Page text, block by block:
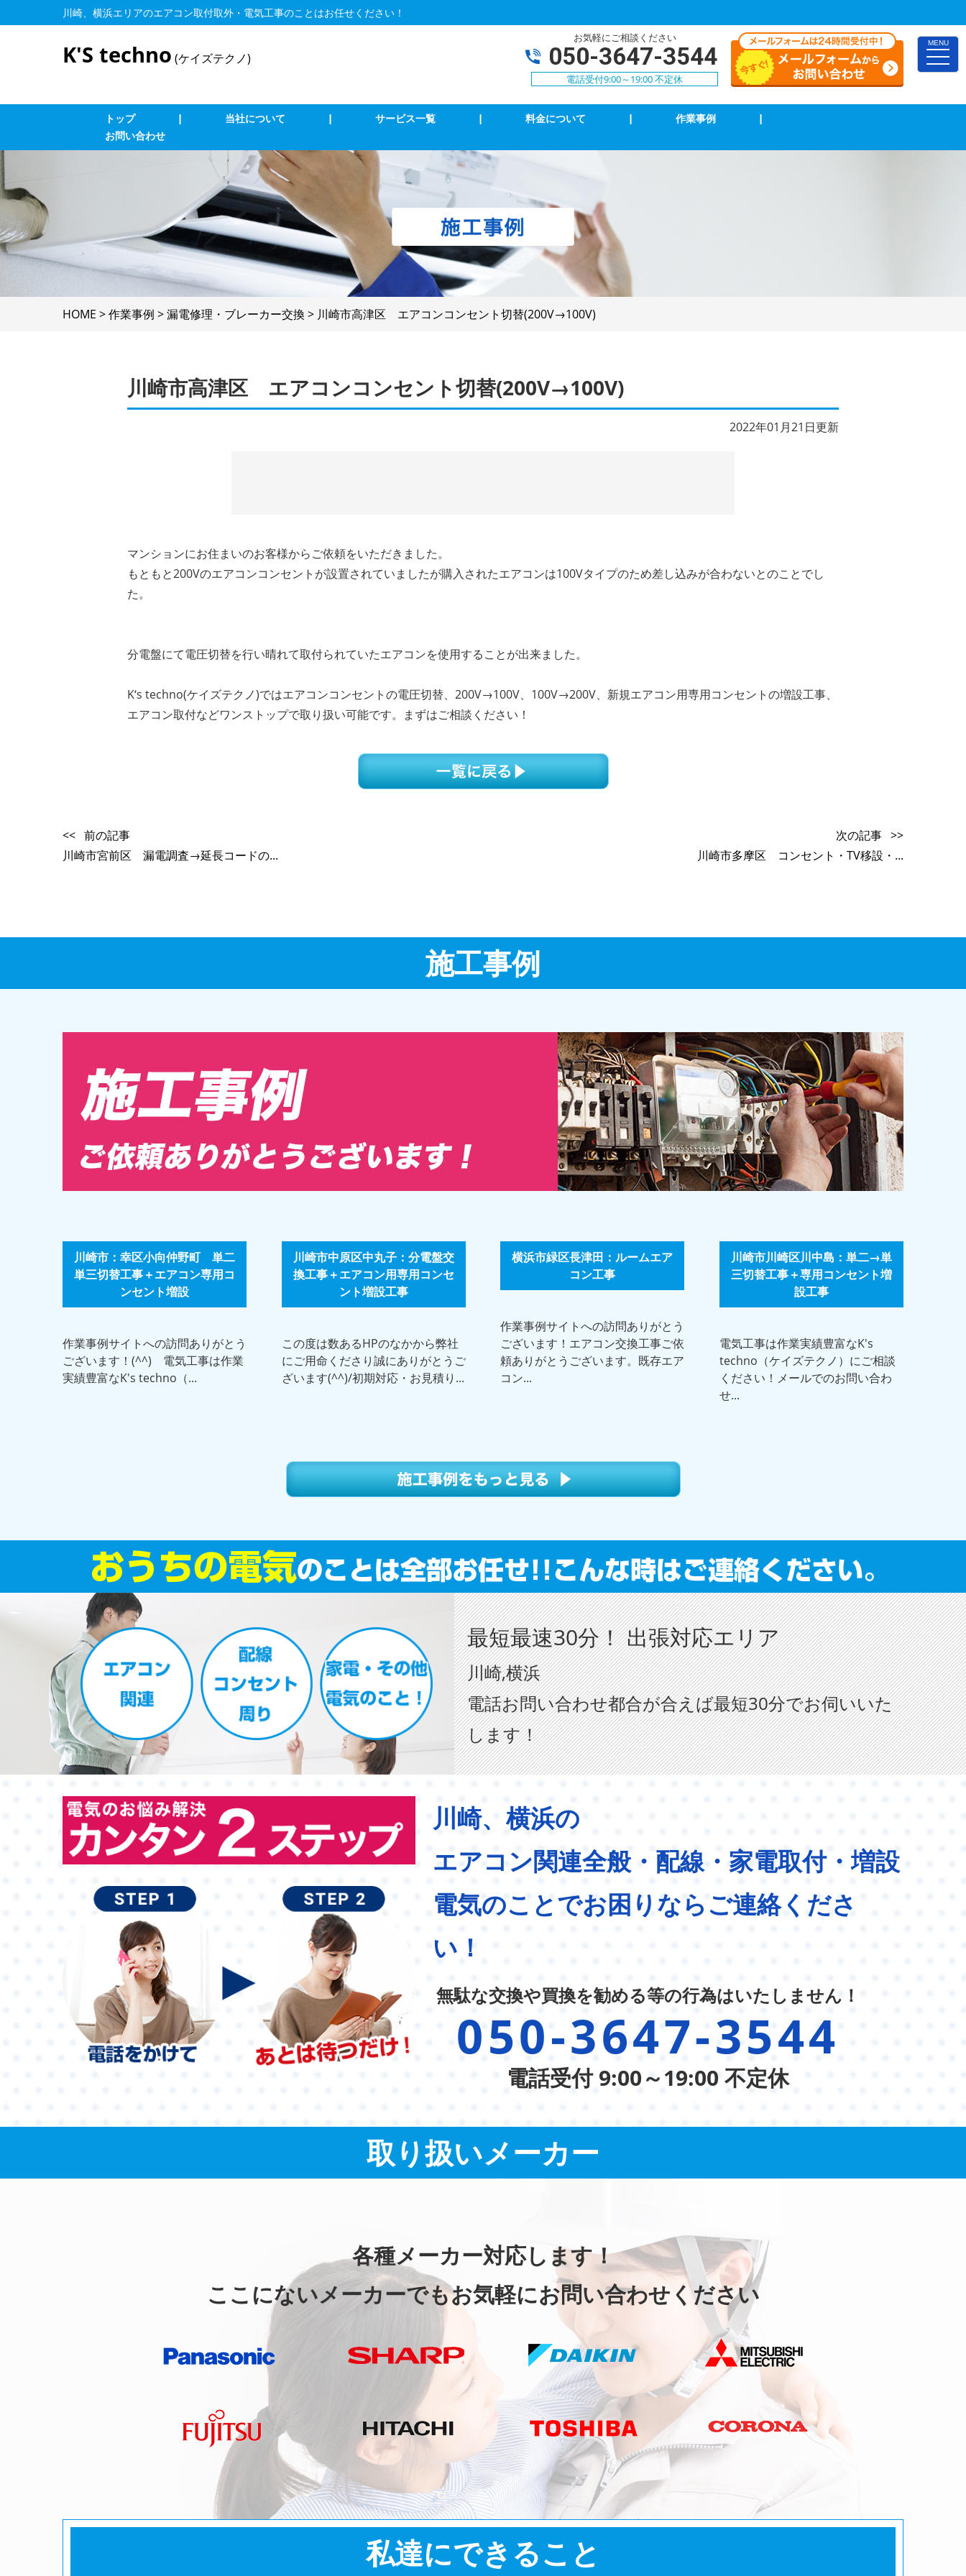
MENU
toggle
川崎、横浜エリアのエアコン取付取外・電気工事のことはお任せください！
K'S techno (ケイズテクノ)
お気軽にご相談ください
050-3647-3544
電話受付9:00～19:00 不定休
トップ | 当社について | サービス一覧
業務用エアコン交換・取付・修理 エアコンクリーニング エアコン修理・取付
TVアンテナ修理・取付
照明の修理・取付 コンセント修理・取付
ブレーカー修理・取付
単相３線式切替工事 換気扇等修理・取付
LAN、電気配線工事
4k・8k受信工事
| 料金について | 作業事例
|
お問い合わせ
HOME >作業事例 >漏電修理・ブレーカー交換 > 川崎市高津区 エアコンコンセント切替(200V→100V)
川崎市高津区 エアコンコンセント切替(200V→100V)
2022年01月21日更新
マンションにお住まいのお客様からご依頼をいただきました。
もともと200Vのエアコンコンセントが設置されていましたが購入されたエアコンは100Vタイプのため差し込みが合わないとのことでし
た。
分電盤にて電圧切替を行い晴れて取付られていたエアコンを使用することが出来ました。
K‘s techno(ケイズテクノ)ではエアコンコンセントの電圧切替、200V→100V、100V→200V、新規エアコン用専用コンセントの増設工事、
エアコン取付などワンストップで取り扱い可能です。まずはご相談ください！
<< 前の記事
川崎市宮前区 漏電調査→延長コードの...
次の記事 >>
川崎市多摩区 コンセント・TV移設・...
施工事例
川崎市：幸区小向仲野町 単二
単三切替工事＋エアコン専用コ
ンセント増設
作業事例サイトへの訪問ありがとう
ございます！(^^) 電気工事は作業
実績豊富なK's techno（...
川崎市中原区中丸子：分電盤交
換工事＋エアコン用専用コンセ
ント増設工事
この度は数あるHPのなかから弊社
にご用命くださり誠にありがとうご
ざいます(^^)/初期対応・お見積り...
横浜市緑区長津田：ルームエア
コン工事
作業事例サイトへの訪問ありがとう
ございます！エアコン交換工事ご依
頼ありがとうございます。既存エア
コン...
川崎市川崎区川中島：単二→単
三切替工事＋専用コンセント増
設工事
電気工事は作業実績豊富なK's
techno（ケイズテクノ）にご相談
ください！メールでのお問い合わ
せ...
最短最速30分！ 出張対応エリア
川崎,横浜
電話お問い合わせ都合が合えば最短30分でお伺いいた
します！
川崎、横浜の
エアコン関連全般・配線・家電取付・増設
電気のことでお困りならご連絡くださ
い！
無駄な交換や買換を勧める等の行為はいたしません！
050-3647-3544
電話受付 9:00～19:00 不定休
取り扱いメーカー
各種メーカー対応します！
ここにないメーカーでもお気軽にお問い合わせください
私達にできること